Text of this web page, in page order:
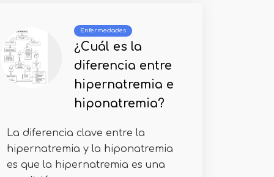
Enfermedades
¿Cuál es la
diferencia entre
hipernatremia e
hiponatremia?
La diferencia clave entre la
hipernatremia y la hiponatremia
es que la hipernatremia es una